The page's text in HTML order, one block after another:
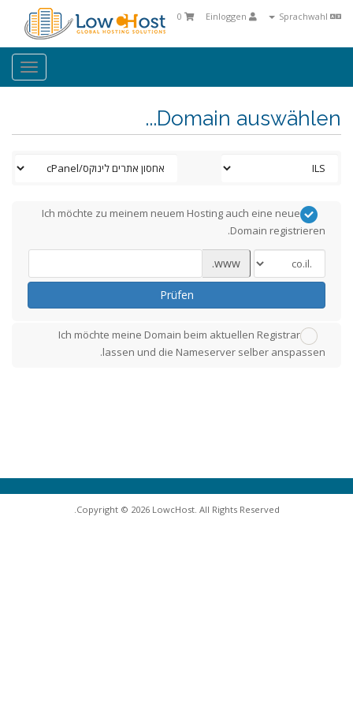
0
Domain auswählen...
Ich möchte zu meinem neuem Hosting auch eine neue
Domain registrieren.
www.
Prüfen
Ich möchte meine Domain beim aktuellen Registrar
lassen und die Nameserver selber anspassen.
Copyright © 2026 LowcHost. All Rights Reserved.